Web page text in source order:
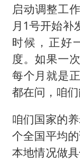
启动调整工
月1号开始补
时候，正好
度。如果一
每个月就是
都在问，咱
咱们国家的
个全国平均
本地情况做